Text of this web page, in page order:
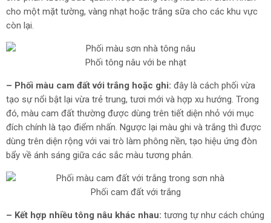
cho một mặt tường, vàng nhạt hoặc trắng sữa cho các khu vực
còn lại.
Phối tông nâu với be nhạt
– Phối màu cam đất với trắng hoặc ghi: đây là cách phối vừa
tạo sự nổi bật lại vừa trẻ trung, tươi mới và hợp xu hướng. Trong
đó, màu cam đất thường được dùng trên tiết diện nhỏ với mục
đích chính là tạo điểm nhấn. Ngược lại màu ghi và trắng thì được
dùng trên diện rộng với vai trò làm phông nền, tạo hiệu ứng đòn
bẩy về ánh sáng giữa các sắc màu tương phản.
Phối cam đất với trắng
– Kết hợp nhiều tông nâu khác nhau: tương tự như cách chúng